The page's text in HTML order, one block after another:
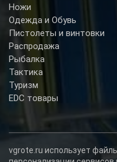
Ножи
Одежда и Обувь
Пистолеты и винтовки
Распродажа
Рыбалка
Тактика
Туризм
EDC товары
vgrote.ru использует